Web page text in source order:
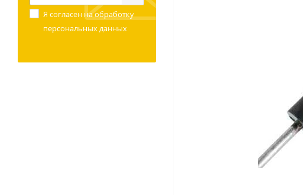
Я согласен наобработку
персональных данных